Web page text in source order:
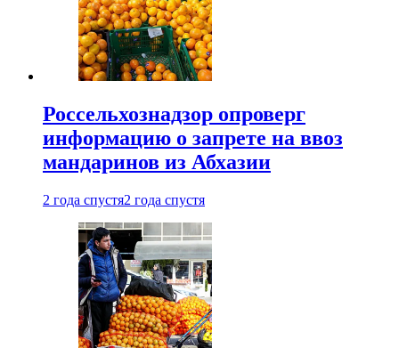
Россельхознадзор опроверг
информацию о запрете на ввоз
мандаринов из Абхазии
2 года спустя2 года спустя